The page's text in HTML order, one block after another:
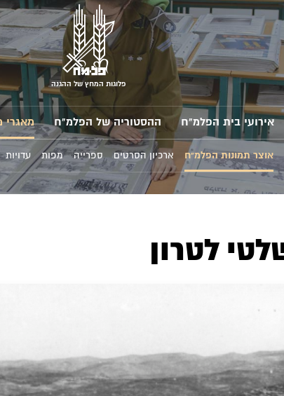
פלוגות המחץ של ההגנה
אירועי בית הפלמ"ח ההסטוריה של הפלמ"ח מאגרי
אוצר תמונות הפלמ"ח ארכיון הסרטים ספרייה מפות עדויות
לטרון